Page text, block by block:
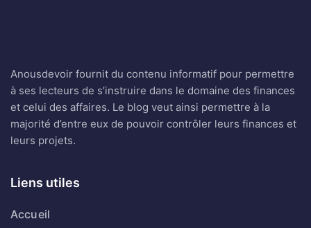
Anousdevoir fournit du contenu informatif pour permettre
à ses lecteurs de s’instruire dans le domaine des finances
et celui des affaires. Le blog veut ainsi permettre à la
majorité d’entre eux de pouvoir contrôler leurs finances et
leurs projets.
Liens utiles
Accueil